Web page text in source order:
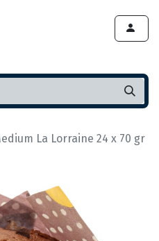
La Lorraine 24 x 70 gr